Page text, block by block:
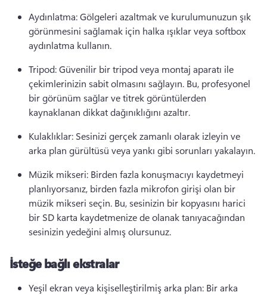
Aydınlatma: Gölgeleri azaltmak ve kurulumunuzun şık
görünmesini sağlamak için halka ışıklar veya softbox
aydınlatma kullanın.
Tripod: Güvenilir bir tripod veya montaj aparatı ile
çekimlerinizin sabit olmasını sağlayın. Bu, profesyonel
bir görünüm sağlar ve titrek görüntülerden
kaynaklanan dikkat dağınıklığını azaltır.
Kulaklıklar: Sesinizi gerçek zamanlı olarak izleyin ve
arka plan gürültüsü veya yankı gibi sorunları yakalayın.
Müzik mikseri: Birden fazla konuşmacıyı kaydetmeyi
planlıyorsanız, birden fazla mikrofon girişi olan bir
müzik mikseri seçin. Bu, sesinizin bir kopyasını harici
bir SD karta kaydetmenize de olanak tanıyacağından
sesinizin yedeğini almış olursunuz.
İsteğe bağlı ekstralar
Yeşil ekran veya kişiselleştirilmiş arka plan: Bir arka